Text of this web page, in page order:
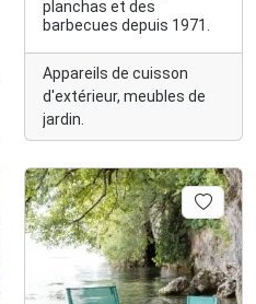
planchas et des
barbecues depuis 1971.
Appareils de cuisson
d'extérieur, meubles de
jardin.